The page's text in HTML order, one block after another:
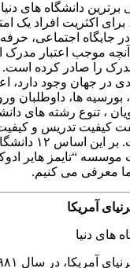
برترین دانشگاه های
اکثریت افراد یک
اجتماعی، حرفه
آنچه موجب اعتبار
را صادر کرده است.
در جهان وجود دارد،
ها، داوطلبان
، تنوع رشته های
کیفیت تدریس و کیفیت
مهمترین
موسسه “تایمز هایر
معرفی می کنیم.
آمریکا